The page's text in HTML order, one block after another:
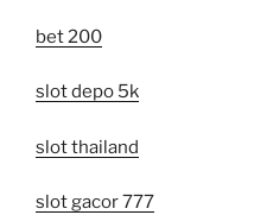
bet 200
slot depo 5k
slot thailand
slot gacor 777